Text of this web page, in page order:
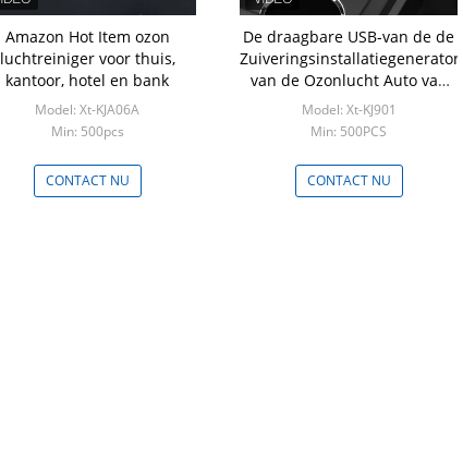
Amazon Hot Item ozon
luchtreiniger voor thuis,
kantoor, hotel en bank
Model: Xt-KJA06A
Min: 500pcs
CONTACT NU
De draagbare USB-van de de
Zuiveringsinstallatiegenerator
van de Ozonlucht Auto van
Mini Anion Air Cleaner For
Model: Xt-KJ901
Min: 500PCS
CONTACT NU